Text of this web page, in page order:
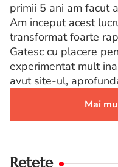
primii 5 ani am facut
Am inceput acest
transformat foarte
Gatesc cu placere
experimentat mult
avut site-ul,
Mai
Retete